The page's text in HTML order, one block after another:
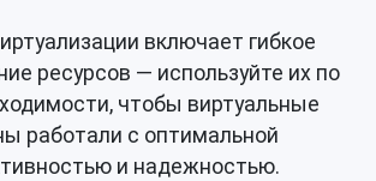
включает гибкое
ресурсов — используйте их по
чтобы виртуальные
работали с оптимальной
и надежностью.